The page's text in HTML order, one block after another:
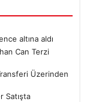
altına aldı
Can Terzi
Üzerinden
Satışta